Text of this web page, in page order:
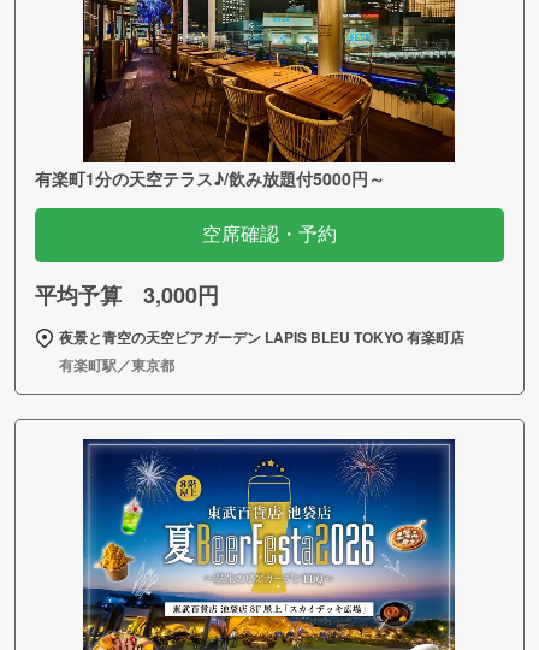
有楽町1分の天空テラス♪/飲み放題付5000円～
空席確認・予約
平均予算 3,000円
夜景と青空の天空ビアガーデン LAPIS BLEU TOKYO 有楽町店
有楽町駅／東京都